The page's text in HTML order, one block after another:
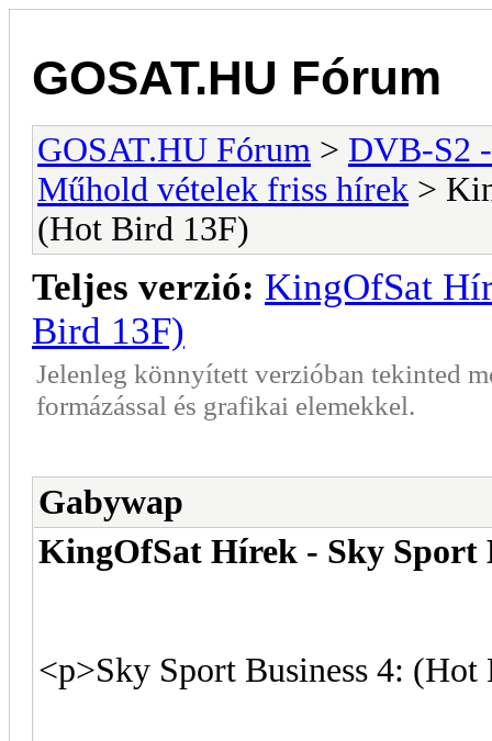
GOSAT.HU Fórum
GOSAT.HU Fórum > DVB-S2
Műhold vételek friss hírek >
(Hot Bird 13F)
Teljes verzió: KingOfSat
Bird 13F)
Jelenleg könnyített verzióban tekinted
formázással és grafikai elemekkel.
Gabywap
KingOfSat Hírek - Sky Sport
<p>Sky Sport Business 4: